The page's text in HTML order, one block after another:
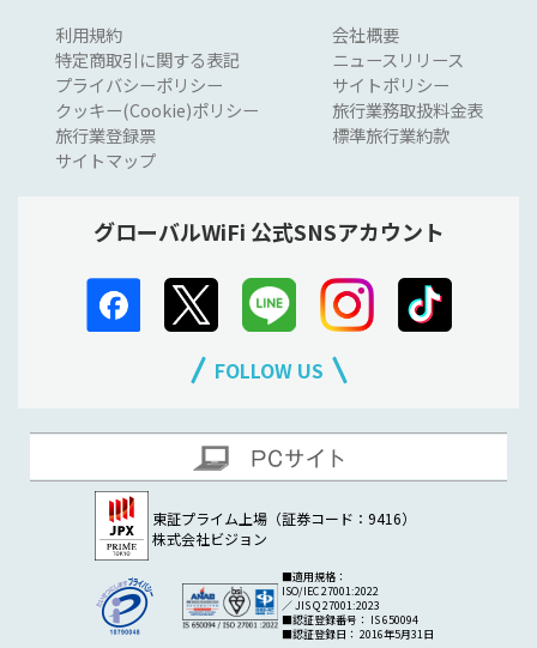
利用規約
特定商取引に関する表記
プライバシーポリシー
クッキー(Cookie)ポリシー
旅行業登録票
サイトマップ
会社概要
ニュースリリース
サイトポリシー
旅行業務取扱料金表
標準旅行業約款
グローバルWiFi 公式SNSアカウント
FOLLOW US
東証プライム上場（証券コード：9416）
株式会社ビジョン
■適用規格：
ISO/IEC 27001:2022
／ JIS Q 27001:2023
■認証登録番号： IS 650094
■認証登録日： 2016年5月31日